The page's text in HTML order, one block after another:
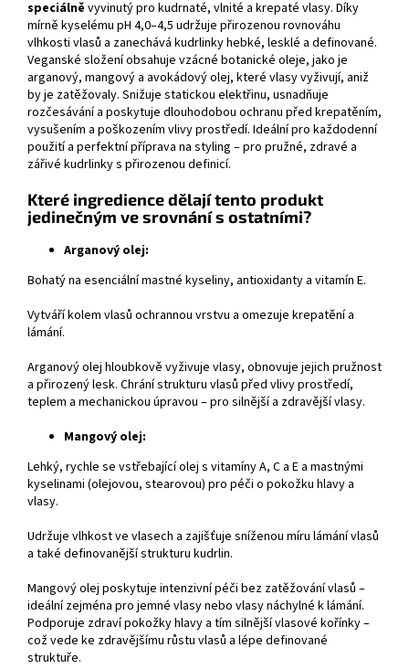
speciálně vyvinutý pro kudrnaté, vlnité a krepaté vlasy. Díky
mírně kyselému pH 4,0–4,5 udržuje přirozenou rovnováhu
vlhkosti vlasů a zanechává kudrlinky hebké, lesklé a definované.
Veganské složení obsahuje vzácné botanické oleje, jako je
arganový, mangový a avokádový olej, které vlasy vyživují, aniž
by je zatěžovaly. Snižuje statickou elektřinu, usnadňuje
rozčesávání a poskytuje dlouhodobou ochranu před krepatěním,
vysušením a poškozením vlivy prostředí. Ideální pro každodenní
použití a perfektní příprava na styling – pro pružné, zdravé a
zářivé kudrlinky s přirozenou definicí.
Které ingredience dělají tento produkt
jedinečným ve srovnání s ostatními?
Arganový olej:
Bohatý na esenciální mastné kyseliny, antioxidanty a vitamín E.
Vytváří kolem vlasů ochrannou vrstvu a omezuje krepatění a
lámání.
Arganový olej hloubkově vyživuje vlasy, obnovuje jejich pružnost
a přirozený lesk. Chrání strukturu vlasů před vlivy prostředí,
teplem a mechanickou úpravou – pro silnější a zdravější vlasy.
Mangový olej:
Lehký, rychle se vstřebající olej s vitamíny A, C a E a mastnými
kyselinami (olejovou, stearovou) pro péči o pokožku hlavy a
vlasy.
Udržuje vlhkost ve vlasech a zajišťuje sníženou míru lámání vlasů
a také definovanější strukturu kudrlin.
Mangový olej poskytuje intenzivní péči bez zatěžování vlasů –
ideální zejména pro jemné vlasy nebo vlasy náchylné k lámání.
Podporuje zdraví pokožky hlavy a tím silnější vlasové kořínky –
což vede ke zdravějšímu růstu vlasů a lépe definované
struktuře.